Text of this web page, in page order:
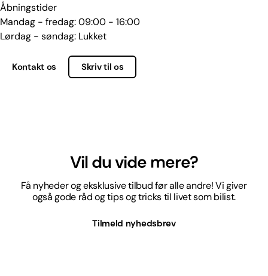
Åbningstider
Mandag - fredag: 09:00 - 16:00
Lørdag - søndag: Lukket
Kontakt os Skriv til os
Vil du vide mere?
Få nyheder og eksklusive tilbud før alle andre! Vi giver
også gode råd og tips og tricks til livet som bilist.
Tilmeld nyhedsbrev